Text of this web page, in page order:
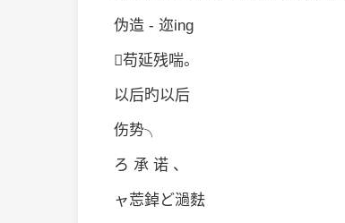
伪造 - 迩ing
苟延残喘。
以后旳以后
伤势╮
ろ 承 诺 、
ャ莣鋽ど濄麮